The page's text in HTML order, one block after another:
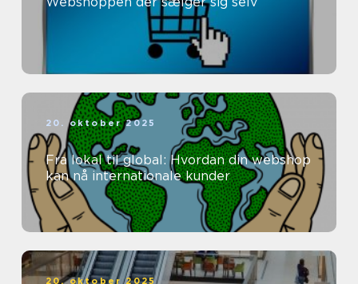
20. oktober 2025
Fra lokal til global: Hvordan din webshop
kan nå internationale kunder
20. oktober 2025